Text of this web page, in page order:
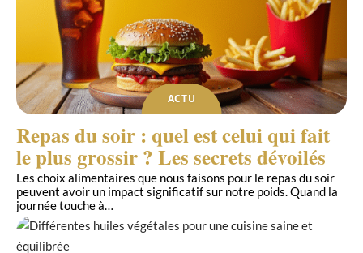
ACTU
Repas du soir : quel est celui qui fait
le plus grossir ? Les secrets dévoilés
Les choix alimentaires que nous faisons pour le repas du soir
peuvent avoir un impact significatif sur notre poids. Quand la
journée touche à…